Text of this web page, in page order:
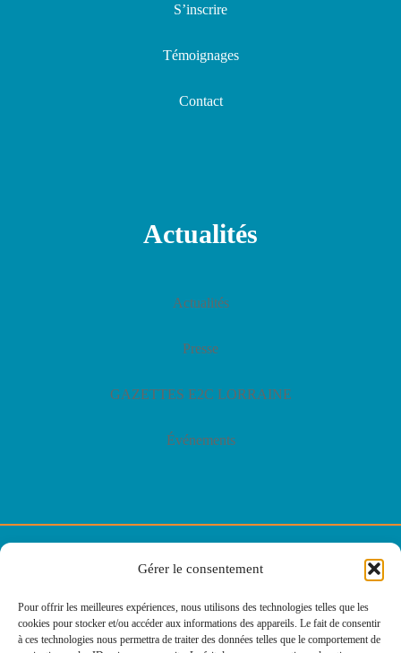
Gérer le consentement
Pour offrir les meilleures expériences, nous utilisons des technologies telles que les
cookies pour stocker et/ou accéder aux informations des appareils. Le fait de consentir
à ces technologies nous permettra de traiter des données telles que le comportement de
S’inscrire
Témoignages
Contact
Actualités
Actualités
Presse
GAZETTES E2C LORRAINE
Événements
© E2C Lorraine
Politique des cookies